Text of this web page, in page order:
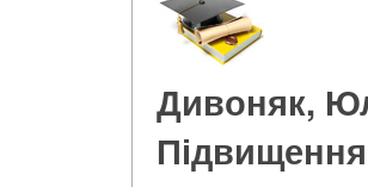
Дивоняк,